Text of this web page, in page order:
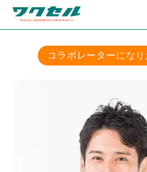
コラボレーターにな